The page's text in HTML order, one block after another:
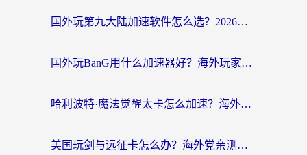
国外玩第九大陆加速软件怎么选？2026终极指南帮你告别延迟卡顿
国外玩BanG用什么加速器好？海外玩家亲测的国服游戏加速终极方案
哈利波特·魔法觉醒太卡怎么加速？海外党亲测有效的国服游戏加速指南
美国玩剑与远征卡怎么办？海外党亲测有效的国服游戏加速指南